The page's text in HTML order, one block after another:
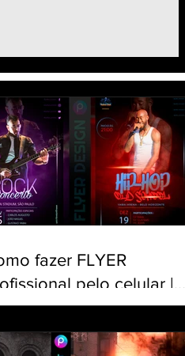
fazer FLYER
pelo celular |
banner para Evento |
Panfleto PicsArt